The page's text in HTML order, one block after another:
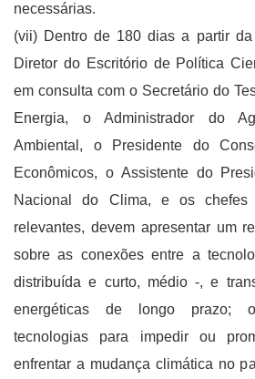
necessárias.
(vii) Dentro de 180 dias a partir
Diretor do Escritório de Política
em consulta com o Secretário do
Energia, o Administrador do
Ambiental, o Presidente do
Econômicos, o Assistente do
Nacional do Clima, e os chefes
relevantes, devem apresentar um
sobre as conexões entre a
distribuída e curto, médio -, e
energéticas de longo prazo;
tecnologias para impedir ou
enfrentar a mudança climática no